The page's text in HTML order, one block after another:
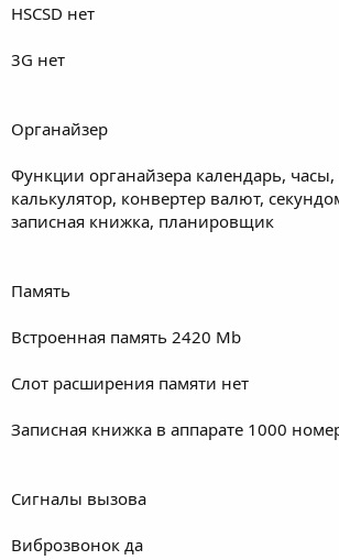
HSCSD нет
3G нет
Органайзер
Функции органайзера календарь,
калькулятор, конвертер валют,
записная книжка, планировщик
Память
Встроенная память 2420 Mb
Слот расширения памяти нет
Записная книжка в аппарате 1000
Сигналы вызова
Виброзвонок да